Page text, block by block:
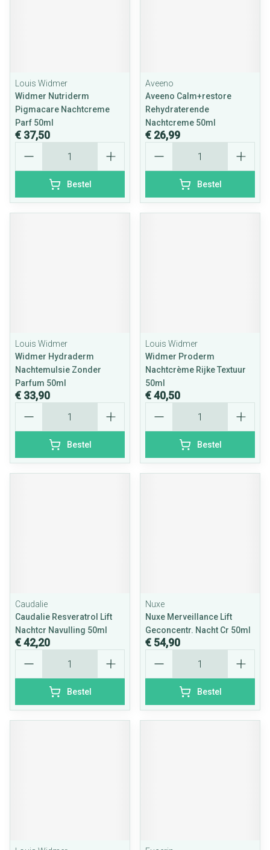
Louis Widmer
Widmer Nutriderm
Pigmacare Nachtcreme
Parf 50ml
€ 37,50
Bestel
Aveeno
Aveeno Calm+restore
Rehydraterende
Nachtcreme 50ml
€ 26,99
Bestel
Louis Widmer
Widmer Hydraderm
Nachtemulsie Zonder
Parfum 50ml
€ 33,90
Bestel
Louis Widmer
Widmer Proderm
Nachtcrème Rijke Textuur
50ml
€ 40,50
Bestel
Caudalie
Caudalie Resveratrol Lift
Nachtcr Navulling 50ml
€ 42,20
Bestel
Nuxe
Nuxe Merveillance Lift
Geconcentr. Nacht Cr 50ml
€ 54,90
Bestel